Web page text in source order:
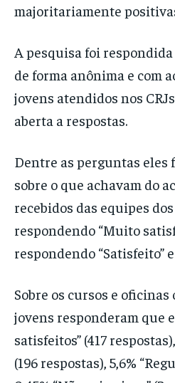
majoritariamente
A pesquisa foi
de forma anônima e com
jovens atendidos nos
aberta a respostas.
Dentre as perguntas eles
sobre o que achavam do
recebidos das equipes dos
respondendo “Muito
respondendo “Satisfeito” e
Sobre os cursos e oficinas
jovens responderam que
satisfeitos” (417
(196 respostas), 5,6%